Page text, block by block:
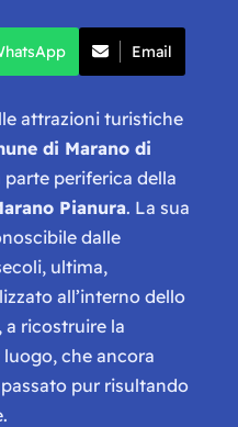
Email
attrazioni turistiche
di Marano di
parte periferica della
Pianura. La sua
dalle
ultima,
all’interno dello
a ricostruire la
che ancora
pur risultando